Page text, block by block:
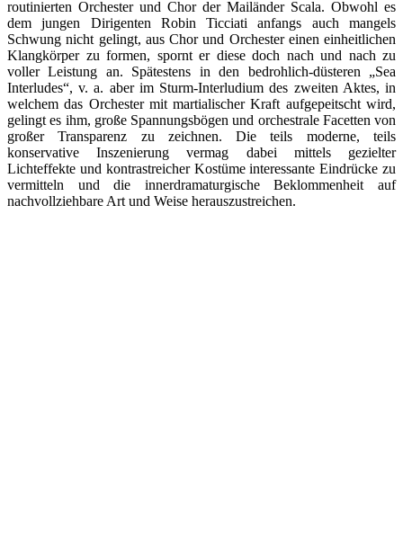
routinierten Orchester und Chor der Mailänder Scala. Obwohl es
dem jungen Dirigenten Robin Ticciati anfangs auch mangels
Schwung nicht gelingt, aus Chor und Orchester einen einheitlichen
Klangkörper zu formen, spornt er diese doch nach und nach zu
voller Leistung an. Spätestens in den bedrohlich-düsteren „Sea
Interludes“, v. a. aber im Sturm-Interludium des zweiten Aktes, in
welchem das Orchester mit martialischer Kraft aufgepeitscht wird,
gelingt es ihm, große Spannungsbögen und orchestrale Facetten von
großer Transparenz zu zeichnen. Die teils moderne, teils
konservative Inszenierung vermag dabei mittels gezielter
Lichteffekte und kontrastreicher Kostüme interessante Eindrücke zu
vermitteln und die innerdramaturgische Beklommenheit auf
nachvollziehbare Art und Weise herauszustreichen.